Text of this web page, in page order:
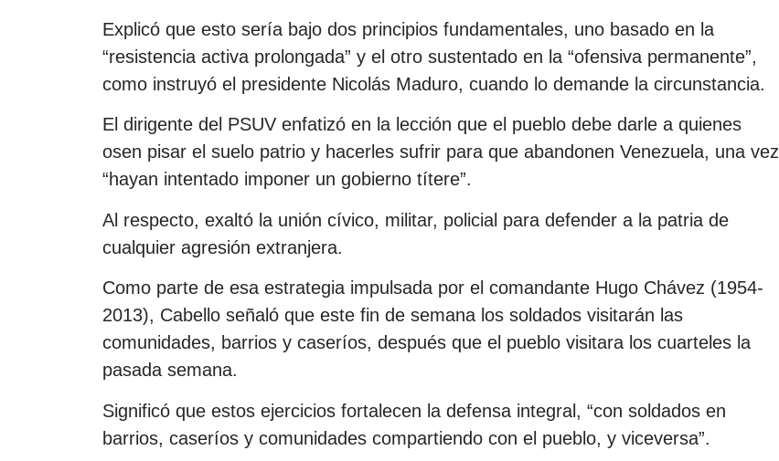
Explicó que esto sería bajo dos principios fundamentales, uno basado en la
“resistencia activa prolongada” y el otro sustentado en la “ofensiva permanente”,
como instruyó el presidente Nicolás Maduro, cuando lo demande la circunstancia.
El dirigente del PSUV enfatizó en la lección que el pueblo debe darle a quienes
osen pisar el suelo patrio y hacerles sufrir para que abandonen Venezuela, una vez
“hayan intentado imponer un gobierno títere”.
Al respecto, exaltó la unión cívico, militar, policial para defender a la patria de
cualquier agresión extranjera.
Como parte de esa estrategia impulsada por el comandante Hugo Chávez (1954-
2013), Cabello señaló que este fin de semana los soldados visitarán las
comunidades, barrios y caseríos, después que el pueblo visitara los cuarteles la
pasada semana.
Significó que estos ejercicios fortalecen la defensa integral, “con soldados en
barrios, caseríos y comunidades compartiendo con el pueblo, y viceversa”.